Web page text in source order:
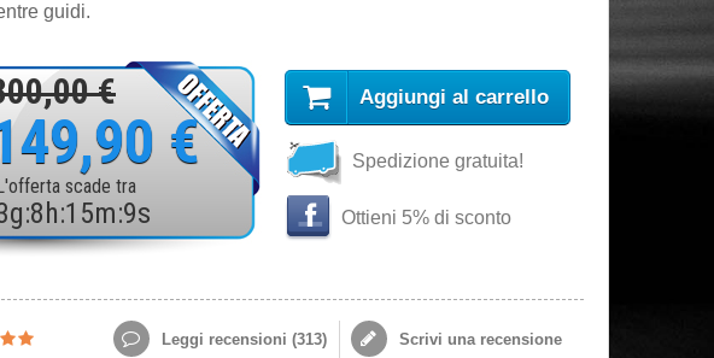
guidi.
€
€
scade tra
g:8 h:15m:7s
Aggiungi al carrello
Spedizione gratuita!
Ottieni 5% di sconto
Leggi recensioni (313) Scrivi una recensione